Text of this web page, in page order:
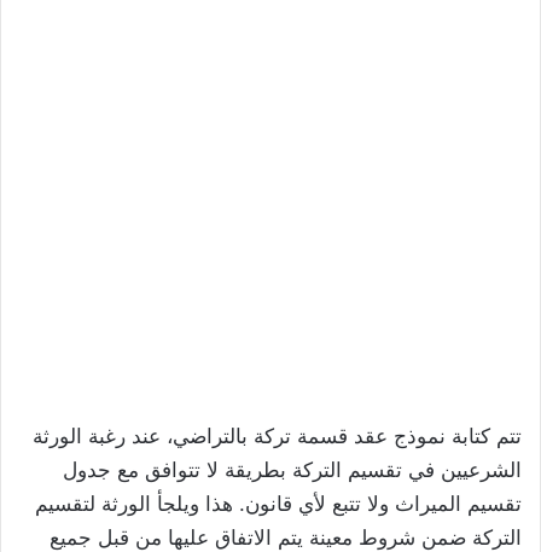
تتم كتابة نموذج عقد قسمة تركة بالتراضي، عند رغبة الورثة
الشرعيين في تقسيم التركة بطريقة لا تتوافق مع جدول
تقسيم الميراث ولا تتبع لأي قانون. هذا ويلجأ الورثة لتقسيم
التركة ضمن شروط معينة يتم الاتفاق عليها من قبل جميع